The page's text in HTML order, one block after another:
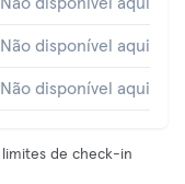
Não disponível aqui
Não disponível aqui
limites de check-in